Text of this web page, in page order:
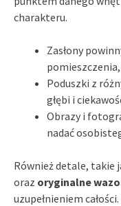
charakteru.
Zasłony
Poduszki z
głębi i
Obrazy i
nadać
Również detale, takie
oraz oryginalne
uzupełnieniem